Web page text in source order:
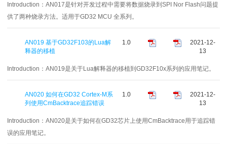
Introduction： AN017是针对开发过程中需要将数据烧录到SPI Nor Flash问题提
供了两种烧录方法。适用于GD32 MCU 全系列。
AN019 基于GD32F103的Lua解
释器的移植
1.0
2021-12-
13
Introduction： AN019是关于Lua解释器的移植到GD32F10x系列的应用笔记。
AN020 如何在GD32 Cortex-M系
列使用CmBacktrace追踪错误
1.0
2021-12-
13
Introduction： AN020是关于如何在GD32芯片上使用CmBacktrace用于追踪错
误的应用笔记。